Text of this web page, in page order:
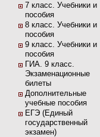
7 класс. Учебники и
пособия
8 класс. Учебники и
пособия
9 класс. Учебники и
пособия
ГИА. 9 класс.
Экзаменационные
билеты
Дополнительные
учебные пособия
ЕГЭ (Единый
государственный
экзамен)